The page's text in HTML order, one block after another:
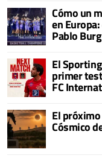
Cómo un
en
Pablo
El
primer
FC
El
Cósmico